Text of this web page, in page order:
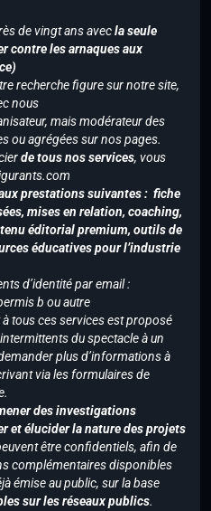
de vingt ans avecla seule
contre les arnaques aux
recherche figure sur notre site,
nous
mais modérateur des
ou agrégées sur nos pages.
de tous nos services, vous
prestations suivantes : fiche
mises en relation, coaching,
éditorial premium, outils de
éducatives pour l’industrie
d’identité par email :
b ou autre
à tous ces services est proposé
du spectacle à un
plus d’informations à
via les formulaires de
des investigations
et élucider la nature des projets
être confidentiels, afin de
complémentaires disponibles
émise au public, sur la base
sur les réseaux publics.